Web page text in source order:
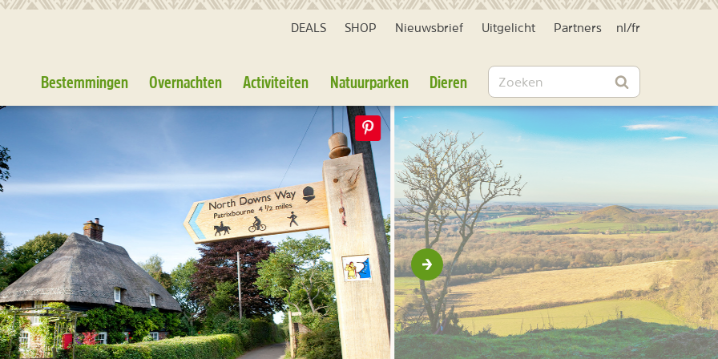
DEALS SHOP Nieuwsbrief Uitgelicht Partners nl /fr
Bestemmingen Overnachten Activiteiten Natuurparken Dieren Zoeken
Zoeken
Volgende